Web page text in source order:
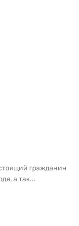
гражданин
а так...